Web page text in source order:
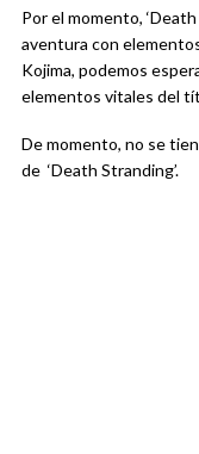
Por el momento,
aventura con
Kojima, podemos
elementos vitales del
De momento, no se
de ‘Death Stranding’.